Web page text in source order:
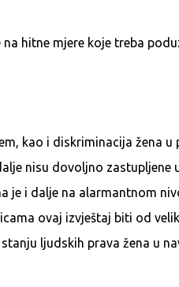
hitne mjere koje treba
kao i diskriminacija žena u
nisu dovoljno zastupljene
je i dalje na alarmantnom
ovaj izvještaj biti od
ljudskih prava žena u